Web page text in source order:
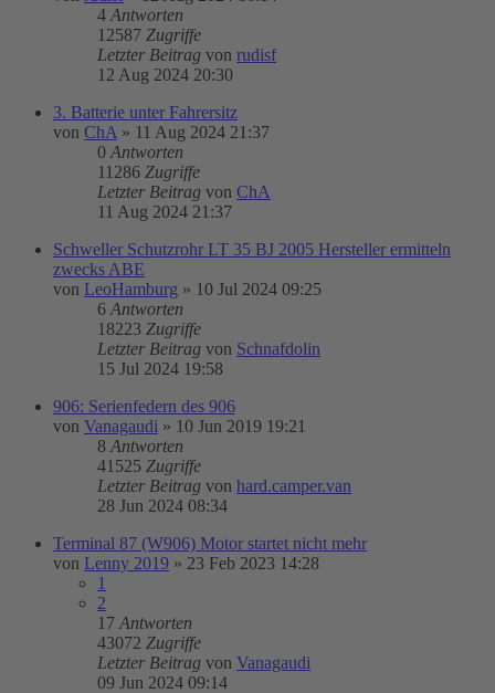
4 Antworten
12587 Zugriffe
Letzter Beitrag von rudisf
12 Aug 2024 20:30
3. Batterie unter Fahrersitz
von ChA » 11 Aug 2024 21:37
0 Antworten
11286 Zugriffe
Letzter Beitrag von ChA
11 Aug 2024 21:37
Schweller Schutzrohr LT 35 BJ 2005 Hersteller ermitteln
zwecks ABE
von LeoHamburg » 10 Jul 2024 09:25
6 Antworten
18223 Zugriffe
Letzter Beitrag von Schnafdolin
15 Jul 2024 19:58
906: Serienfedern des 906
von Vanagaudi » 10 Jun 2019 19:21
8 Antworten
41525 Zugriffe
Letzter Beitrag von hard.camper.van
28 Jun 2024 08:34
Terminal 87 (W906) Motor startet nicht mehr
von Lenny 2019 » 23 Feb 2023 14:28
1
2
17 Antworten
43072 Zugriffe
Letzter Beitrag von Vanagaudi
09 Jun 2024 09:14